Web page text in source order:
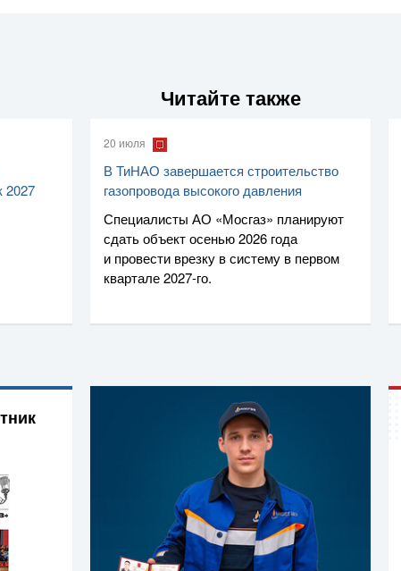
Читайте также
2027
20 июля
В ТиНАО завершается строительство
газопровода высокого давления
СпециалистыАО «Мосгаз» планируют
сдать объект осенью 2026 года
и провести врезку в систему в первом
квартале2027-го.